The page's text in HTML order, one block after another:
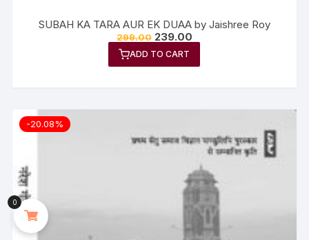
SUBAH KA TARA AUR EK DUAA by Jaishree Roy
299.00 239.00
ADD TO CART
-20.08%
0